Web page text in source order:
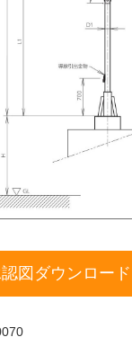
図ダウンロード